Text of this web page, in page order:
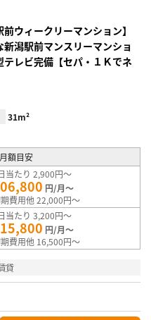
ウィークリーマンション】
潟駅前マンスリーマンショ
レビ完備【セパ・１Ｋでネ
31m²
月額目安
当たり 2,900円～
円/月～
費用他 22,000円～
当たり 3,200円～
円/月～
費用他 16,500円～
貸